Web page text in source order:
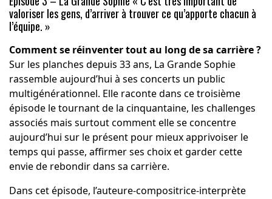
valoriser les gens, d’arriver à trouver ce qu’apporte chacun à
l’équipe. »
Comment se réinventer tout au long de sa carrière ?
Sur les planches depuis 33 ans, La Grande Sophie
rassemble aujourd’hui à ses concerts un public
multigénérationnel. Elle raconte dans ce troisième
épisode le tournant de la cinquantaine, les challenges
associés mais surtout comment elle se concentre
aujourd’hui sur le présent pour mieux apprivoiser le
temps qui passe, affirmer ses choix et garder cette
envie de rebondir dans sa carrière.
Dans cet épisode, l’auteure-compositrice-interprète